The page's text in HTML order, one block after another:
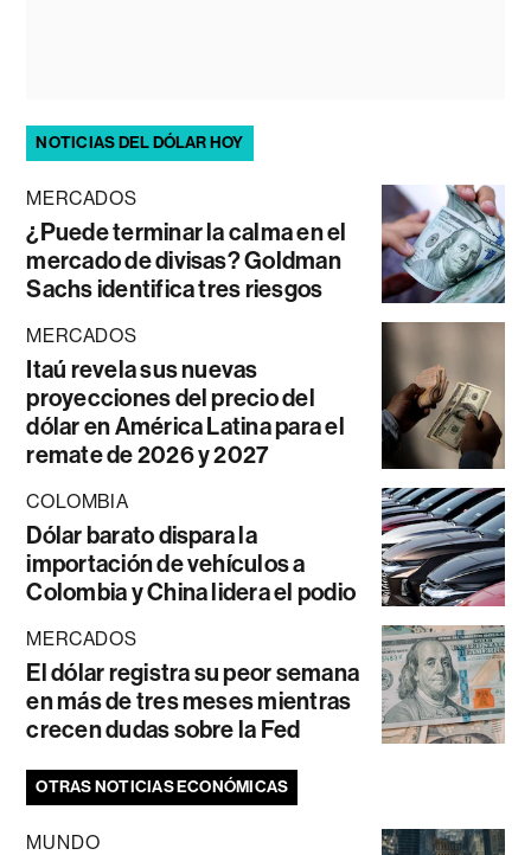
NOTICIAS DEL DÓLAR HOY
MERCADOS
¿Puede terminar la calma en el
mercado de divisas? Goldman
Sachs identifica tres riesgos
MERCADOS
Itaú revela sus nuevas
proyecciones del precio del
dólar en América Latina para el
remate de 2026 y 2027
COLOMBIA
Dólar barato dispara la
importación de vehículos a
Colombia y China lidera el podio
MERCADOS
El dólar registra su peor semana
en más de tres meses mientras
crecen dudas sobre la Fed
OTRAS NOTICIAS ECONÓMICAS
MUNDO